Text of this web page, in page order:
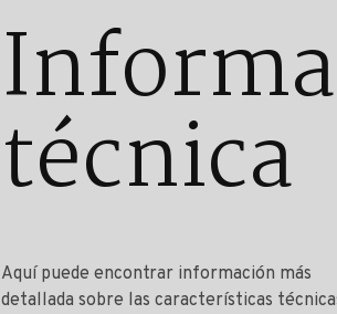
técnica
Aquí puede encontrar información más
detallada sobre las características